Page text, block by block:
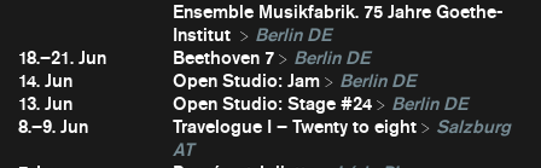
Ensemble Musikfabrik. 75 Jahre Goethe-
Institut
Berlin DE
18.–21. Jun
Beethoven 7
Berlin DE
14. Jun
Open Studio: Jam
Berlin DE
13. Jun
Open Studio: Stage #24
Berlin DE
8.–9. Jun
Travelogue I – Twenty to eight
Salzburg
AT